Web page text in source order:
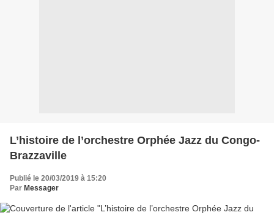
L’histoire de l’orchestre Orphée Jazz du Congo-
Brazzaville
Publié le 20/03/2019 à 15:20
Par Messager